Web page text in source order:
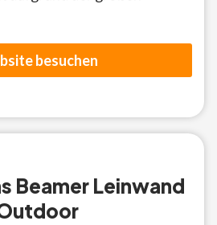
besuchen
Beamer Leinwand